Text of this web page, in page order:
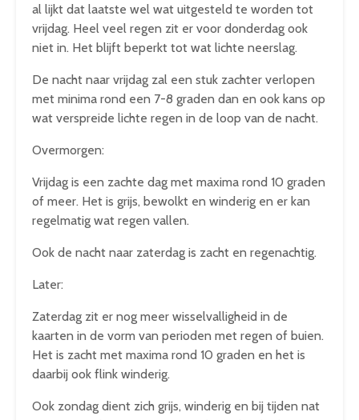
al lijkt dat laatste wel wat uitgesteld te worden tot
vrijdag. Heel veel regen zit er voor donderdag ook
niet in. Het blijft beperkt tot wat lichte neerslag.
De nacht naar vrijdag zal een stuk zachter verlopen
met minima rond een 7-8 graden dan en ook kans op
wat verspreide lichte regen in de loop van de nacht.
Overmorgen:
Vrijdag is een zachte dag met maxima rond 10 graden
of meer. Het is grijs, bewolkt en winderig en er kan
regelmatig wat regen vallen.
Ook de nacht naar zaterdag is zacht en regenachtig.
Later:
Zaterdag zit er nog meer wisselvalligheid in de
kaarten in de vorm van perioden met regen of buien.
Het is zacht met maxima rond 10 graden en het is
daarbij ook flink winderig.
Ook zondag dient zich grijs, winderig en bij tijden nat